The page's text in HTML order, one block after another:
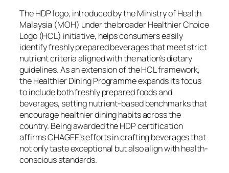
The HDP logo, introduced by the Ministry of Health
Malaysia (MOH) under the broader Healthier Choice
Logo (HCL) initiative, helps consumers easily
identify freshly prepared beverages that meet strict
nutrient criteria aligned with the nation’s dietary
guidelines. As an extension of the HCL framework,
the Healthier Dining Programme expands its focus
to include both freshly prepared foods and
beverages, setting nutrient-based benchmarks that
encourage healthier dining habits across the
country. Being awarded the HDP certification
affirms CHAGEE’s efforts in crafting beverages that
not only taste exceptional but also align with health-
conscious standards.